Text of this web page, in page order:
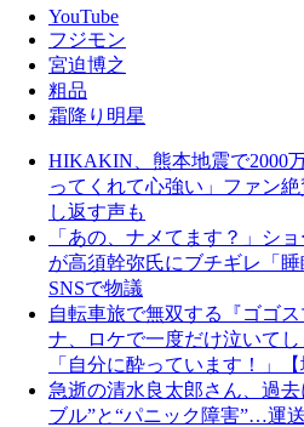
YouTube
フジモン
宮迫博之
粗品
霜降り明星
HIKAKIN、熊本地震で2000
ってくれて心強い」ファン
し返す声も
「あの、ナメてます？」シ
が高須幹弥氏にブチギレ「
SNSで物議
自転車旅で無双する『ゴゴ
ナ、ロケで一度だけ泣いて
「自分に酔っています！」【
急逝の清水良太郎さん、過
ブル”と“パニック障害”…運